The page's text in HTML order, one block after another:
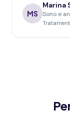
MS
Marina
Sono e